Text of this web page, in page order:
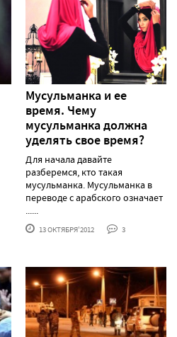
Мусульманка и ее
время. Чему
мусульманка должна
уделять свое время?
Для начала давайте
разберемся, кто такая
мусульманка. Мусульманка в
переводе с арабского означает
......
13 ОКТЯБРЯ'2012 3